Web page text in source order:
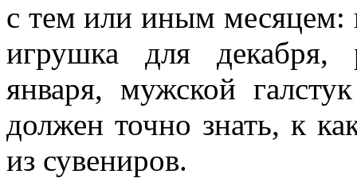
с тем или иным месяцем:
игрушка для декабря,
января, мужской
должен точно знать, к
из сувениров.